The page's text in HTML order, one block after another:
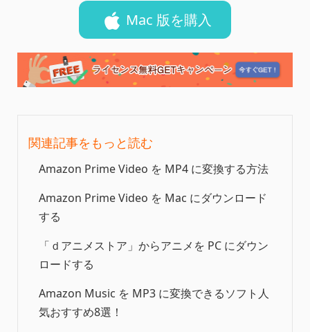
Mac 版を購入
関連記事をもっと読む
Amazon Prime Video を MP4 に変換する方法
Amazon Prime Video を Mac にダウンロード
する
「ｄアニメストア」からアニメを PC にダウン
ロードする
Amazon Music を MP3 に変換できるソフト人
気おすすめ8選！